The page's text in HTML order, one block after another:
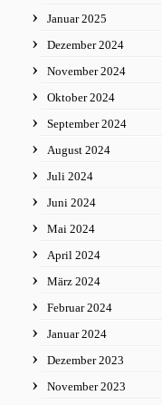
Januar 2025
Dezember 2024
November 2024
Oktober 2024
September 2024
August 2024
Juli 2024
Juni 2024
Mai 2024
April 2024
März 2024
Februar 2024
Januar 2024
Dezember 2023
November 2023